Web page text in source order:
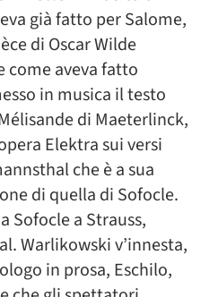
già fatto per Salome,
di Oscar Wilde
come aveva fatto
in musica il testo
di Maeterlinck,
Elektra sui versi
che è a sua
di quella di Sofocle.
Sofocle a Strauss,
Warlikowski v’innesta,
in prosa, Eschilo,